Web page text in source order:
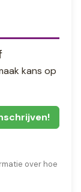
kans op
over hoe